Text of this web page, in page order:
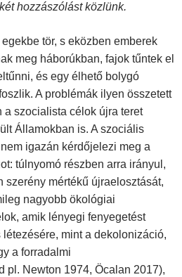
hozzászólást közlünk.
tör, s eközben emberek
meg háborúkban, fajok tűntek el
és egy élhető bolygó
A problémák ilyen összetett
a szocialista célok újra teret
Államokban is. A szociális
igazán kérdőjelezi meg a
túlnyomó részben arra irányul,
szerény mértékű újraelosztását,
nagyobb ökológiai
amik lényegi fenyegetést
mint a dekolonizáció,
a forradalmi
pl. Newton 1974, Öcalan 2017),